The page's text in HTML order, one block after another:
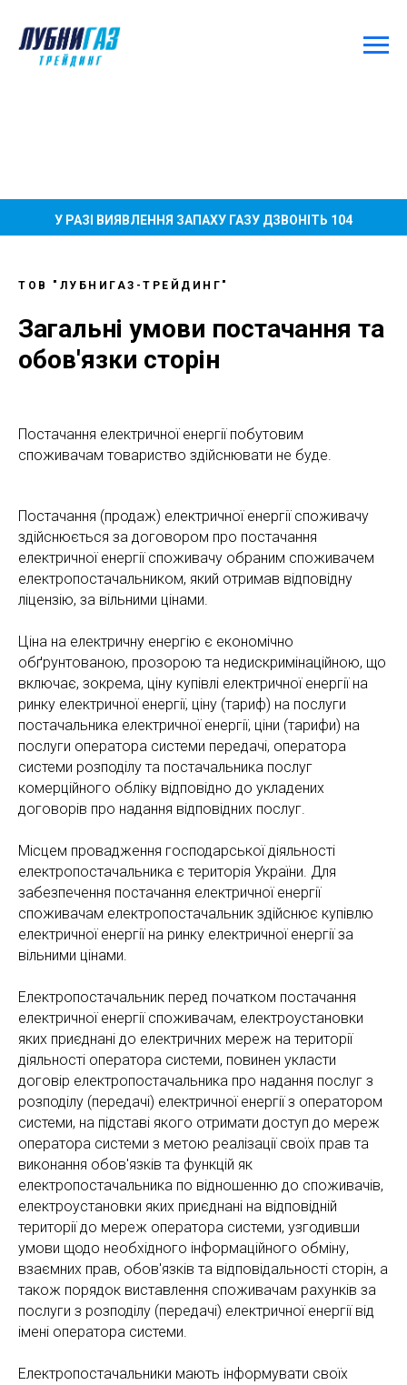
У РАЗІ ВИЯВЛЕННЯ ЗАПАХУ ГАЗУ ДЗВОНІТЬ 104
ТОВ "ЛУБНИГАЗ-ТРЕЙДИНГ"
Загальні умови постачання та
обов'язки сторін
Постачання електричної енергії побутовим
споживачам товариство здійснювати не буде.
Постачання (продаж) електричної енергії споживачу
здійснюється за договором про постачання
електричної енергії споживачу обраним споживачем
електропостачальником, який отримав відповідну
ліцензію, за вільними цінами.
Ціна на електричну енергію є економічно
обґрунтованою, прозорою та недискримінаційною, що
включає, зокрема, ціну купівлі електричної енергії на
ринку електричної енергії, ціну (тариф) на послуги
постачальника електричної енергії, ціни (тарифи) на
послуги оператора системи передачі, оператора
системи розподілу та постачальника послуг
комерційного обліку відповідно до укладених
договорів про надання відповідних послуг.
Місцем провадження господарської діяльності
електропостачальника є територія України. Для
забезпечення постачання електричної енергії
споживачам електропостачальник здійснює купівлю
електричної енергії на ринку електричної енергії за
вільними цінами.
Електропостачальник перед початком постачання
електричної енергії споживачам, електроустановки
яких приєднані до електричних мереж на території
діяльності оператора системи, повинен укласти
договір електропостачальника про надання послуг з
розподілу (передачі) електричної енергії з оператором
системи, на підставі якого отримати доступ до мереж
оператора системи з метою реалізації своїх прав та
виконання обов'язків та функцій як
електропостачальника по відношенню до споживачів,
електроустановки яких приєднані на відповідній
території до мереж оператора системи, узгодивши
умови щодо необхідного інформаційного обміну,
взаємних прав, обов'язків та відповідальності сторін, а
також порядок виставлення споживачам рахунків за
послуги з розподілу (передачі) електричної енергії від
імені оператора системи.
Електропостачальники мають інформувати своїх